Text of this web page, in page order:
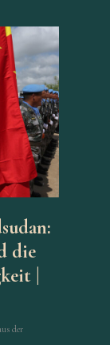
die
|
der